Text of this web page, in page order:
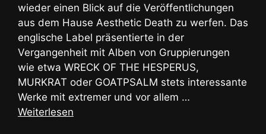
wieder einen Blick auf die Veröffentlichungen
aus dem Hause Aesthetic Death zu werfen. Das
englische Label präsentierte in der
Vergangenheit mit Alben von Gruppierungen
wie etwa WRECK OF THE HESPERUS,
MURKRAT oder GOATPSALM stets interessante
Werke mit extremer und vor allem …
Weiterlesen